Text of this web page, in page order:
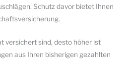
Schutz davor bietet Ihnen
versichert sind, desto höher ist
aus Ihren bisherigen gezahlten